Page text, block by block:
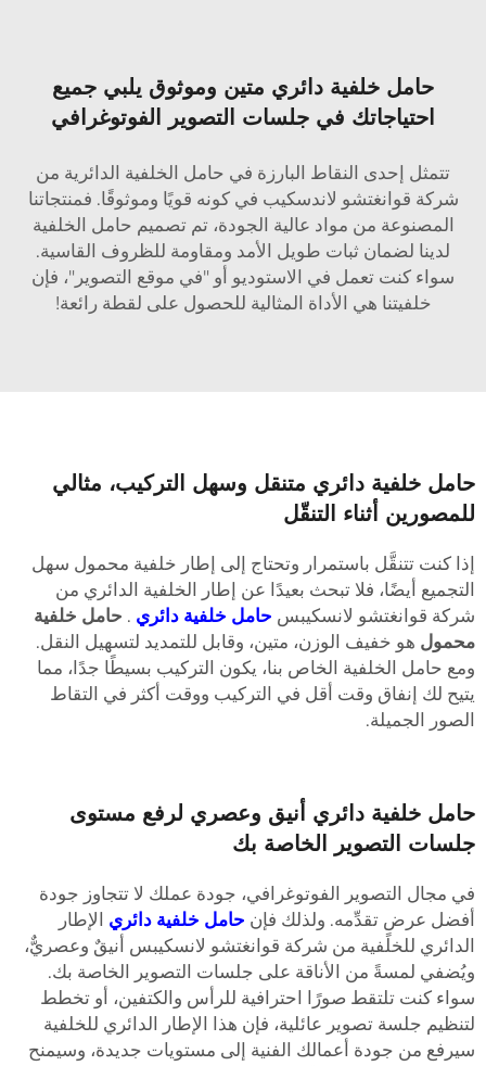
حامل خلفية دائري متين وموثوق يلبي جميع
احتياجاتك في جلسات التصوير الفوتوغرافي
تتمثل إحدى النقاط البارزة في حامل الخلفية الدائرية من
شركة قوانغتشو لاندسكيب في كونه قويًا وموثوقًا. فمنتجاتنا
المصنوعة من مواد عالية الجودة، تم تصميم حامل الخلفية
لدينا لضمان ثبات طويل الأمد ومقاومة للظروف القاسية.
سواء كنت تعمل في الاستوديو أو "في موقع التصوير"، فإن
خلفيتنا هي الأداة المثالية للحصول على لقطة رائعة!
خلفية دائري متنقل وسهل التركيب، مثالي
أثناء التنقّل
كنت تتنقَّل باستمرار وتحتاج إلى إطار خلفية محمول سهل
أيضًا، فلا تبحث بعيدًا عن إطار الخلفية الدائري من
قوانغتشو لانسكيبس حامل خلفية دائري. حامل خلفية
هو خفيف الوزن، متين، وقابل للتمديد لتسهيل النقل.
حامل الخلفية الخاص بنا، يكون التركيب بسيطًا جدًا، مما
لك إنفاق وقت أقل في التركيب ووقت أكثر في التقاط
الجميلة.
خلفية دائري أنيق وعصري لرفع مستوى
التصوير الخاصة بك
مجال التصوير الفوتوغرافي، جودة عملك لا تتجاوز جودة
عرضٍ تقدِّمه. ولذلك فإنحامل خلفية دائريالإطار
للخلفية من شركة قوانغتشو لانسكيبس أنيقٌ وعصريٌّ،
لمسةً من الأناقة على جلسات التصوير الخاصة بك.
كنت تلتقط صورًا احترافية للرأس والكتفين، أو تخطط
جلسة تصوير عائلية، فإن هذا الإطار الدائري للخلفية
من جودة أعمالك الفنية إلى مستويات جديدة، وسيمنح